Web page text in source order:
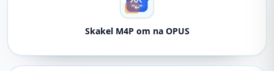
Skakel M4P om na OPUS